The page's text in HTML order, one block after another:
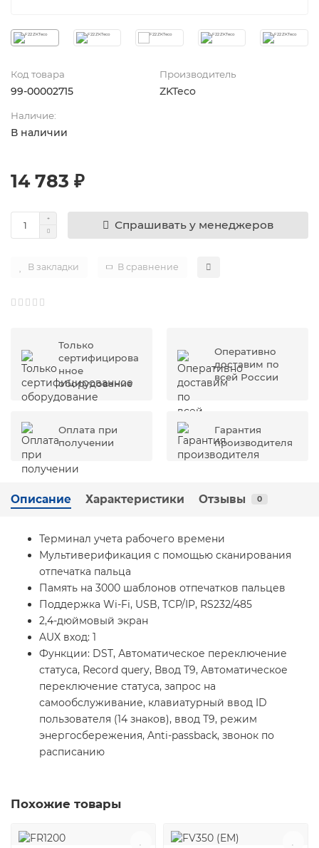
Код товара
99-00002715
Производитель
ZKTeco
Наличие:
В наличии
14 783 ₽
Спрашивать у менеджеров
В закладки В сравнение
Только
сертифицирова
нное
оборудование
Оперативно
доставим по
всей России
Оплата при
получении
Гарантия
производителя
Описание Характеристики Отзывы 0
Терминал учета рабочего времени
Мультиверификация с помощью сканирования
отпечатка пальца
Память на 3000 шаблонов отпечатков пальцев
Поддержка Wi-Fi, USB, TCP/IP, RS232/485
2,4-дюймовый экран
AUX вход: 1
Функции: DST, Автоматическое переключение
статуса, Record query, Ввод Т9, Автоматическое
переключение статуса, запрос на
самообслуживание, клавиатурный ввод ID
пользователя (14 знаков), ввод Т9, режим
энергосбережения, Anti-passback, звонок по
расписанию
Похожие товары